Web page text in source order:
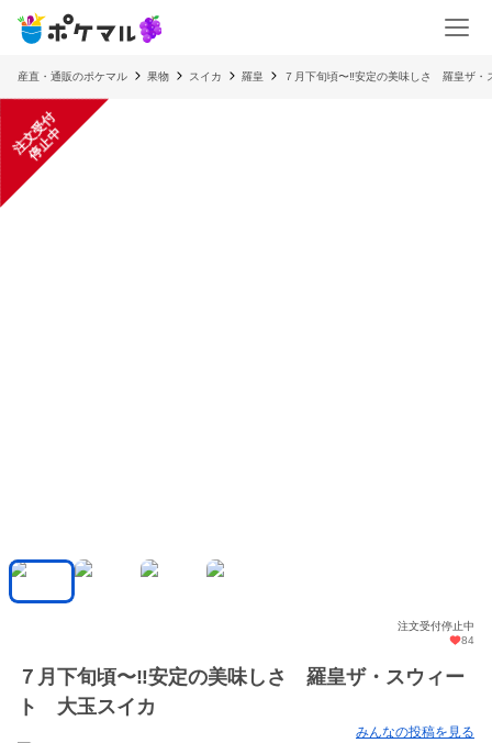
産直・通販のポケマル 果物 スイカ 羅皇 ７月下旬頃〜‼️安定の美味しさ 羅皇ザ
注
文
受
付
停
止
中
注文受付停止中
84
７月下旬頃〜‼️安定の美味しさ 羅皇ザ・スウィー
ト 大玉スイカ
みんなの投稿を見る